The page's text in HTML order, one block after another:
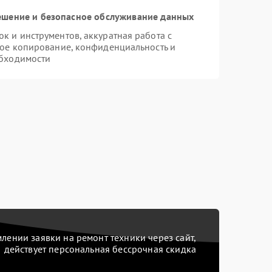
и безопасное обслуживание данных
инструментов, аккуратная работа с
копирование, конфиденциальность и
заявки на ремонт техники через сайт,
действует персональная бессрочная скидка